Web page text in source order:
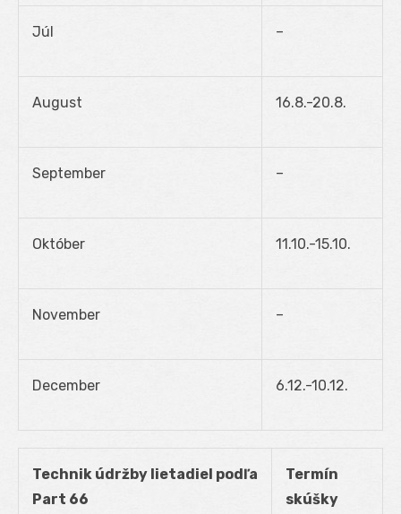
Júl –
August 16.8.-20.8.
September –
Október 11.10.-15.10.
November –
December 6.12.-10.12.
Technik údržby lietadiel podľa
Part 66
Termín
skúšky